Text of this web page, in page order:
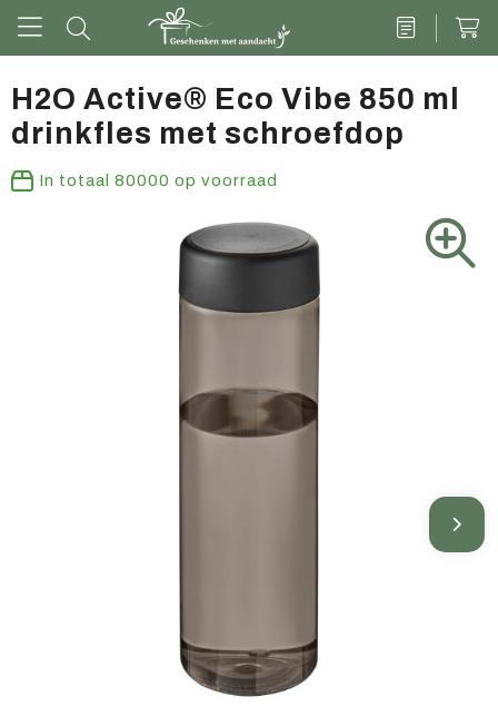
Drinkwaren
Kantoor & schrijven
Gereedschap & veiligheid
Overige relatiegeschenken
H2O Active® Eco Vibe 850 ml
drinkfles met schroefdop
In totaal 80000 op voorraad